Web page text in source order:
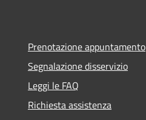
Prenotazione appuntamento
Segnalazione disservizio
Leggi le FAQ
Richiesta assistenza